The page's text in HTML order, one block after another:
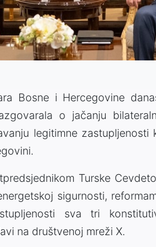
Bosne i Hercegovine
o jačanju
legitimne zastupljenosti
Turske
sigurnosti,
sva tri
na društvenoj mreži X.